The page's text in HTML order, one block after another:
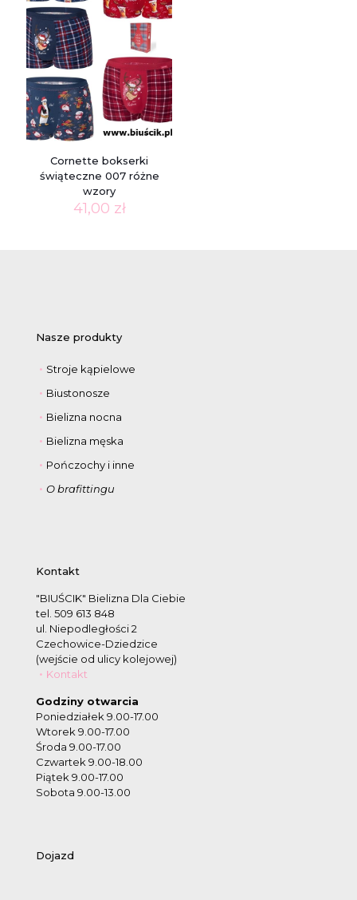
Cornette bokserki
świąteczne 007 różne
wzory
41,00 zł
Nasze produkty
Stroje kąpielowe
Biustonosze
Bielizna nocna
Bielizna męska
Pończochy i inne
O brafittingu
Kontakt
"BIUŚCIK" Bielizna Dla Ciebie
tel. 509 613 848
ul. Niepodległości 2
Czechowice-Dziedzice
(wejście od ulicy kolejowej)
Kontakt
Godziny otwarcia
Poniedziałek 9.00-17.00
Wtorek 9.00-17.00
Środa 9.00-17.00
Czwartek 9.00-18.00
Piątek 9.00-17.00
Sobota 9.00-13.00
Dojazd